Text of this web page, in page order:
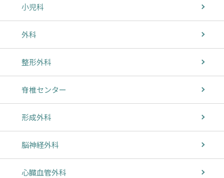
小児科
外科
整形外科
脊椎センター
形成外科
脳神経外科
心臓血管外科